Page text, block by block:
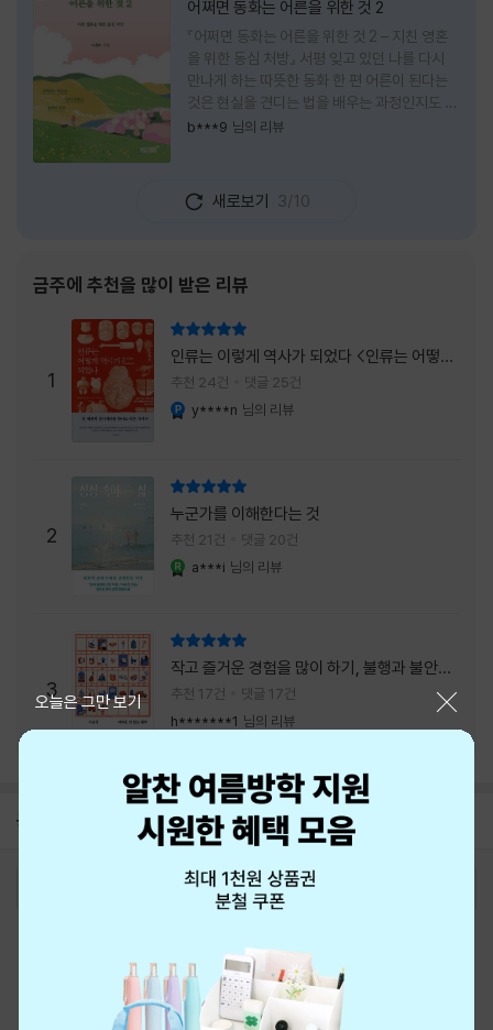
어쩌면 동화는 어른을 위한 것 2
『어쩌면 동화는 어른을 위한 것 2 – 지친 영혼
을 위한 동심 처방』 서평 잊고 있던 나를 다시
만나게 하는 따뜻한 동화 한 편 어른이 된다는
것은 현실을 견디는 법을 배우는 과정인지도 모
른다. 해야 할 일은 늘어나고, 책임은 무거워지
효율과 성과를 먼저 생각하는 사람이 되어간다.
『어쩌면 동화는 어른을 위한 것 2 – 지친 영혼
목을 보았을 때는 동화를 다시 읽는 감성 에세
이 정도로 생각했다. 하지만 책장을 넘길수록
깨닫게 된다. 동화는 아이들만을 위한 이야기가
아니라, 삶에 지친 어른들의 마음을 치유하는
가장 순수한 언어라는 사실을 말이다. 이 책은
익숙한
b***9 님의 리뷰
새로보기 3/10
금주에 추천을 많이 받은 리뷰
1
인류는 이렇게 역사가 되었다 <인류는 어떻게
역사가 되었나>
추천 24건 댓글 25건
y****n 님의 리뷰
2
누군가를 이해한다는 것
추천 21건 댓글 20건
a***i 님의 리뷰
3
작고 즐거운 경험을 많이 하기, 불행과 불안을
회피하지 말기, 그리고 좋은 사람을 많이 만나
기.
추천 17건
댓글 17건
h*******1 님의 리뷰
공지 26년 NBCI 수상 안내
오늘은 그만 보기
최근 본 상품
eBook 1:1문의/채팅상담
예스이십사(주) 사업자 정보
이용약관
개인정보처리방침 청소년보호정책